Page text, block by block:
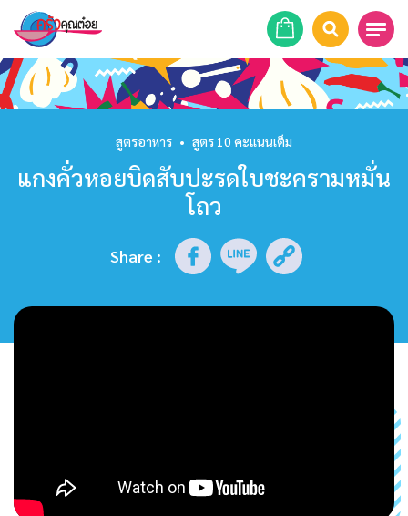
หน้าแรก
ร้านอาหาร
เคล็ดลับก้นครัว
บทความ
สูตรอาหาร • สูตร 10 คะแนนเต็ม
แกงคั่วหอยบิดสับปะรดใบชะครามหมั่น
โถว
Share :